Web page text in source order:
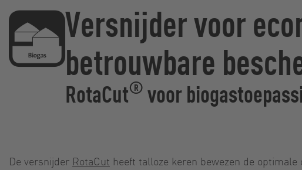
Versnijder voor
betrouwbare
RotaCut® voor
De versnijder RotaCut heeft talloze keren bewezen de optimale